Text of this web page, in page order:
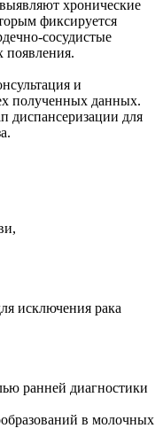
хронические
фиксируется
сосудистые
появления.
и
полученных данных.
диспансеризации для
исключения рака
ранней диагностики
в молочных